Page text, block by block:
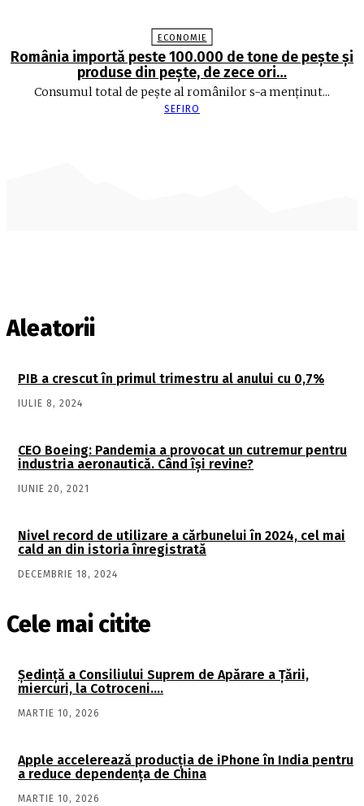
ECONOMIE
România importă peste 100.000 de tone de peşte şi
produse din peşte, de zece ori…
Consumul total de peşte al ro­mâ­nilor s-a menţinut...
SEFIRO
Aleatorii
PIB a crescut în primul trimestru al anului cu 0,7%
IULIE 8, 2024
CEO Boeing: Pandemia a provocat un cutremur pentru
industria aeronautică. Când își revine?
IUNIE 20, 2021
Nivel record de utilizare a cărbunelui în 2024, cel mai
cald an din istoria înregistrată
DECEMBRIE 18, 2024
Cele mai citite
Şedinţă a Consiliului Suprem de Apărare a Ţării,
miercuri, la Cotroceni….
MARTIE 10, 2026
Apple accelerează producția de iPhone în India pentru
a reduce dependența de China
MARTIE 10, 2026